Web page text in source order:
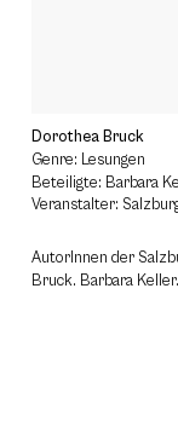
Dorothea Bruck
Genre: Lesungen
Beteiligte: Barbara
Veranstalter:
AutorInnen der
Bruck. Barbara Keller.